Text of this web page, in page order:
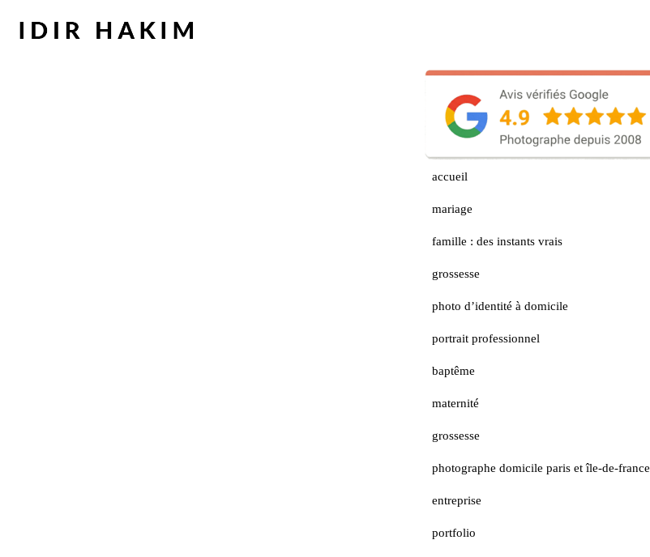
accueil
mariage
famille : des instants vrais
grossesse
photo d’identité à domicile
portrait professionnel
baptême
maternité
grossesse
photographe domicile paris et île-de-france
entreprise
portfolio